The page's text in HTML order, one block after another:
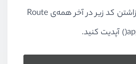
فایل index.js را با گزاشتن کد زیر در آخر همه‌ی Route